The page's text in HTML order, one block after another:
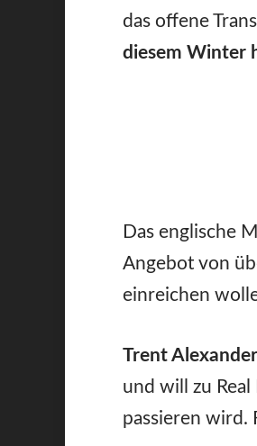
das offene
diesem Winter
Das englische
Angebot von
einreichen
Trent
und will zu
passieren wird.